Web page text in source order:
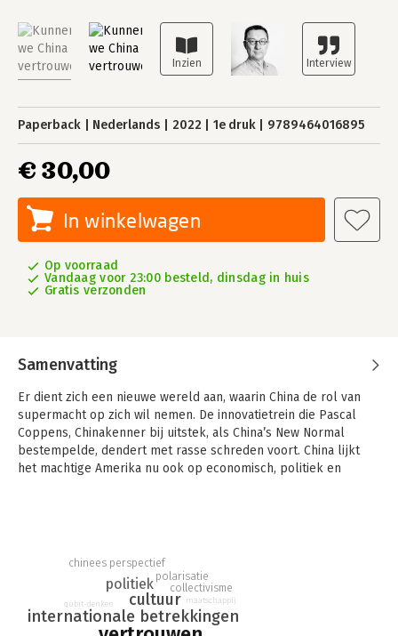
Paperback Nederlands 2022 1e druk 9789464016895
€ 30,00
In winkelwagen
Op voorraad
Vandaag voor 23:00 besteld, dinsdag in huis
Gratis verzonden
Samenvatting
Er dient zich een nieuwe wereld aan, waarin China de rol van
supermacht op zich wil nemen. De innovatietrein die Pascal
Coppens, Chinakenner bij uitstek, als China’s New Normal
bestempelde, dendert met rasse schreden voort. China lijkt
het machtige Amerika nu ook op economisch, politiek en
terecht? Wat betekent de start van de Aziatische eeuw voor
onze toekomst? Is het over en uit voor het Westen als
protagonist op het wereldtoneel?
internationale betrekkingen
cultuur
politiek polarisatie
collectivisme
chinees perspectief
maatschappij
qubit-denken